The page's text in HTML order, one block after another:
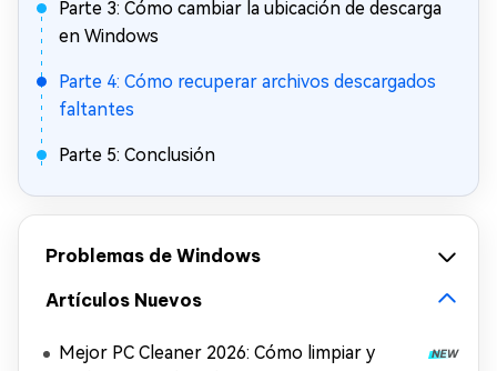
Parte 3: Cómo cambiar la ubicación de descarga
en Windows
Parte 4: Cómo recuperar archivos descargados
faltantes
Parte 5: Conclusión
Problemas de Windows
Artículos Nuevos
Mejor PC Cleaner 2026: Cómo limpiar y